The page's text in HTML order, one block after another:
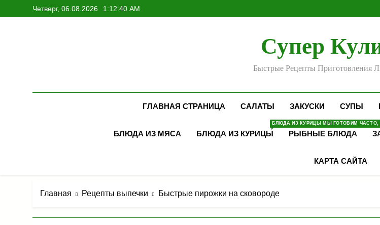
к
Четверг, 06.08.2026 1:12:42 AM
Супер
Быстрые Рецепты Приготовления
ГЛАВНАЯ СТРАНИЦА САЛАТЫ ЗАКУСКИ СУПЫ
БЛЮДА ИЗ МЯСА БЛЮДА ИЗ КУРИЦЫ
БЛЮДА ИЗ КУРИЦЫ МЫ ГОТОВИМ ЧАСТО,
РЫБНЫЕ БЛЮДА
КАРТА САЙТА
Главная Рецепты выпечки Быстрые пирожки на сковороде